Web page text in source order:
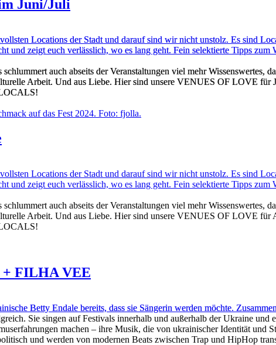
Juni/Juli
Locations der Stadt und darauf sind wir nicht unstolz. Es sind
und zeigt euch verlässlich, wo es lang geht. Fein selektierte Tipps
auch abseits der Veranstaltungen viel mehr
Arbeit. Und aus Liebe. Hier sind unsere VENUES OF LOVE für
Locations der Stadt und darauf sind wir nicht unstolz. Es sind
und zeigt euch verlässlich, wo es lang geht. Fein selektierte Tipps
auch abseits der Veranstaltungen viel mehr
Arbeit. Und aus Liebe. Hier sind unsere VENUES OF LOVE für
+ FILHA VEE
Betty Endale bereits, dass sie Sängerin werden möchte.
Sie singen auf Festivals innerhalb und außerhalb der Ukraine
machen – ihre Musik, die von ukrainischer Identität und
und werden von modernen Beats zwischen Trap und HipHop